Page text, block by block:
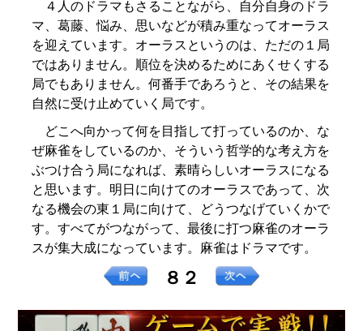
４人のドラマもさることながら、自分自身のドラ
マ、葛藤、悩み、思いなどが積み重なってオーラス
を迎えています。オーラスというのは、ただの１局
ではありません。順位を決めるためにあくせくする
局でもありません。何番手であろうと、その結果を
自然に受け止めていく局です。
どこへ向かって何を目指して打っているのか、な
ぜ麻雀をしているのか、そういう哲学的な考え方を
ぶつけ合う局になれば、素晴らしいオーラスになる
と思います。明日に向けてのオーラスであって、次
なる機会の東１局に向けて、どうつなげていくかで
す。すべてがつながって、最後に打つ麻雀のオーラ
スが集大成になっています。麻雀はドラマです。
８２